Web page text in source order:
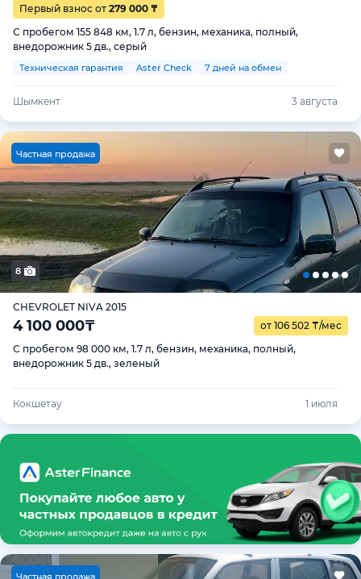
Первый взнос от 279 000 ₸
С пробегом 155 848 км, 1.7 л, бензин, механика, полный,
внедорожник 5 дв., серый
Техническая гарантия Aster Check 7 дней на обмен
Шымкент 3 августа
Частная продажа
8
CHEVROLET NIVA 2015
4 100 000₸ от 106 502 ₸/мес
С пробегом 98 000 км, 1.7 л, бензин, механика, полный,
внедорожник 5 дв., зеленый
Кокшетау 1 июля
Частная продажа